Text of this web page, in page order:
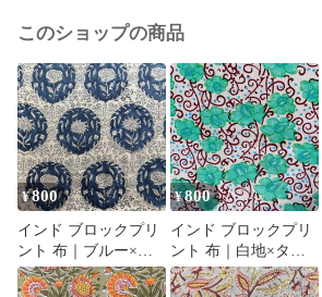
このショップの商品
¥800
インド ブロックプリ
ント 布｜ブルー×ホ
ワイト メダリオン花
柄 コットン生地
¥800
インド ブロックプリ
ント 布｜白地×ター
コイズグリーン花と
唐草模様 コットン生